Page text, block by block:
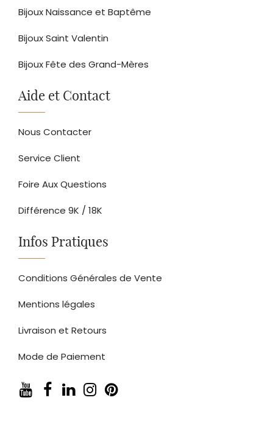
Bijoux Naissance et Baptême
Bijoux Saint Valentin
Bijoux Fête des Grand-Mères
Aide et Contact
Nous Contacter
Service Client
Foire Aux Questions
Différence 9K / 18K
Infos Pratiques
Conditions Générales de Vente
Mentions légales
Livraison et Retours
Mode de Paiement